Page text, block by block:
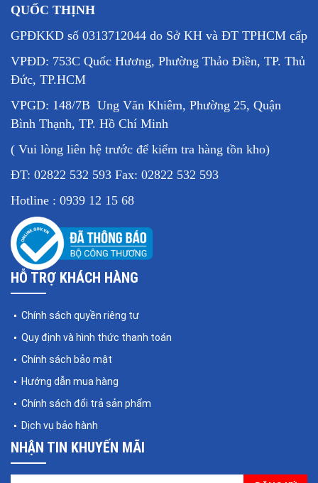
QUỐC THỊNH
GPĐKKD số 0313712044 do Sở KH và ĐT TPHCM cấp
VPĐD: 753C Quốc Hương, Phường Thảo Điền, TP. Thủ
Đức, TP.HCM
VPGD: 148/7B Ung Văn Khiêm, Phường 25, Quận
Bình Thạnh, TP. Hồ Chí Minh
( Vui lòng liên hệ trước để kiểm tra hàng tồn kho)
ĐT: 02822 532 593 Fax: 02822 532 593
Hotline : 0939 12 15 68
HỖ TRỢ KHÁCH HÀNG
Chính sách quyền riêng tư
Quy định và hình thức thanh toán
Chính sách bảo mật
Hướng dẫn mua hàng
Chính sách đổi trả sản phẩm
Dịch vụ bảo hành
NHẬN TIN KHUYẾN MÃI